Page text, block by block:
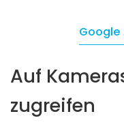
Auf
zugreifen